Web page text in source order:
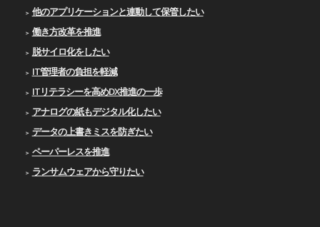
他のアプリケーションと連動して保管したい
働き方改革を推進
脱サイロ化をしたい
IT管理者の負担を軽減
ITリテラシーを高めDX推進の一歩
アナログの紙もデジタル化したい
データの上書きミスを防ぎたい
ペーパーレスを推進
ランサムウェアから守りたい